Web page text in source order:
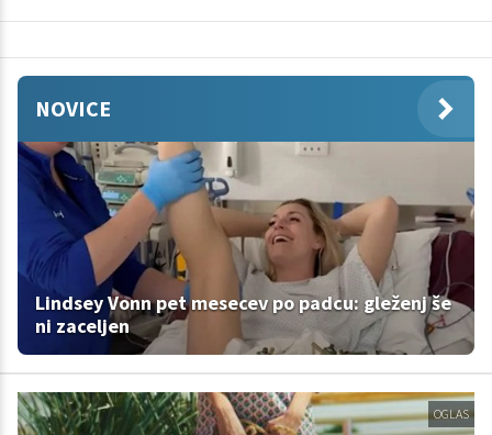
NOVICE
Lindsey Vonn pet mesecev po padcu: gleženj še
ni zaceljen
OGLAS